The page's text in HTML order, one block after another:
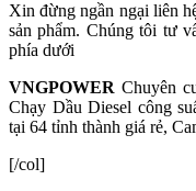
Xin đừng ngần ngại liên
sản phẩm. Chúng tôi tư
phía dưới
VNGPOWER Chuyên
Chạy Dầu Diesel công
tại 64 tỉnh thành giá rẻ,
[/col]